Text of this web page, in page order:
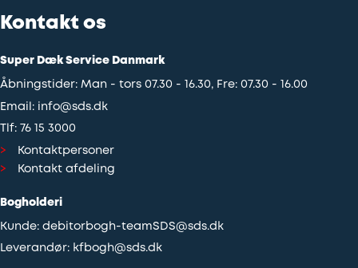
Fdm
Finansiering
Se
alle
her
Kontakt os
Super Dæk Service Danmark
Åbningstider: Man - tors 07.30 - 16.30, Fre: 07.30 - 16.00
Email: info@sds.dk
Tlf: 76 15 3000
Kontaktpersoner
Kontakt afdeling
Bogholderi
Kunde: debitorbogh-teamSDS@sds.dk
Leverandør: kfbogh@sds.dk